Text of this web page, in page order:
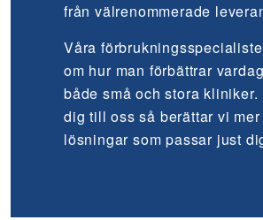
från välrenommerade
Våra
om hur man förbättrar
både små och stora kliniker.
dig till oss så berättar vi mer
lösningar som passar just